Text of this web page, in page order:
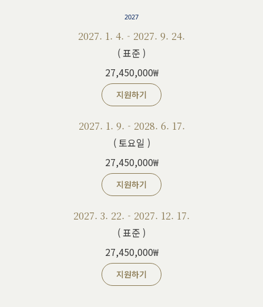
2027
2027. 1. 4. - 2027. 9. 24.
( 표준 )
27,450,000₩
지원하기
2027. 1. 9. - 2028. 6. 17.
( 토요일 )
27,450,000₩
지원하기
2027. 3. 22. - 2027. 12. 17.
( 표준 )
27,450,000₩
지원하기